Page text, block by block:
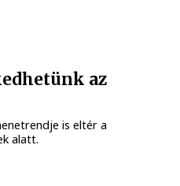
az
is eltér a
alatt.